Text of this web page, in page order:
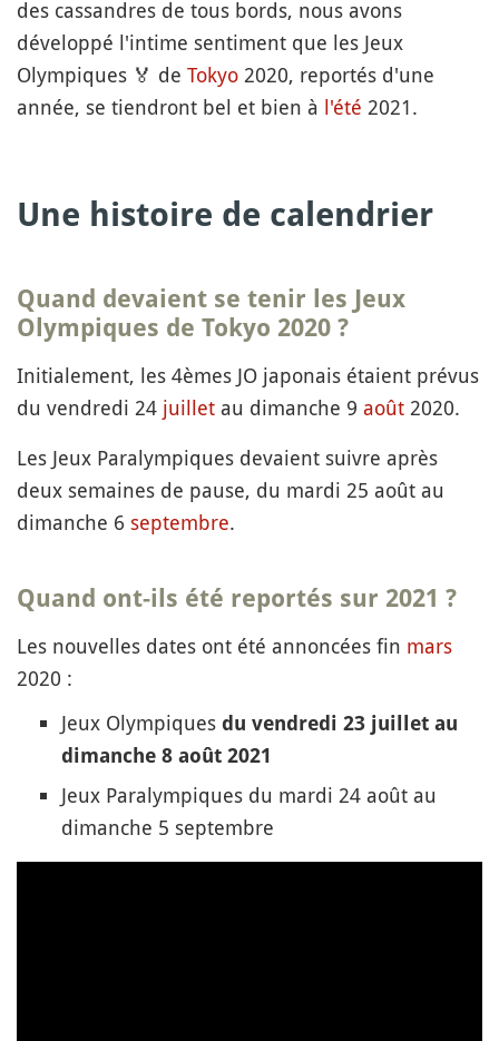
des cassandres de tous bords, nous avons
développé l'intime sentiment que les Jeux
Olympiques 🏅 de Tokyo 2020, reportés d'une
année, se tiendront bel et bien à l'été 2021.
Une histoire de calendrier
Quand devaient se tenir les Jeux
Olympiques de Tokyo 2020 ?
Initialement, les 4èmes JO japonais étaient prévus
du vendredi 24 juillet au dimanche 9 août 2020.
Les Jeux Paralympiques devaient suivre après
deux semaines de pause, du mardi 25 août au
dimanche 6 septembre.
Quand ont-ils été reportés sur 2021 ?
Les nouvelles dates ont été annoncées fin mars
2020 :
Jeux Olympiques du vendredi 23 juillet au
dimanche 8 août 2021
Jeux Paralympiques du mardi 24 août au
dimanche 5 septembre